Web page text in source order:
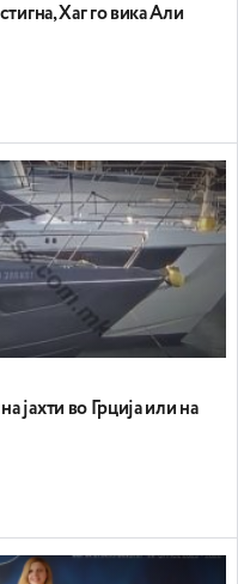
Хаг го вика Али
јахти во Грција или на